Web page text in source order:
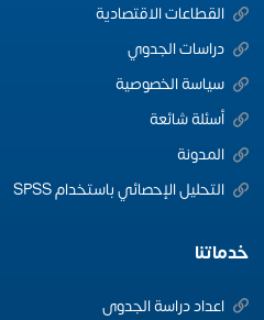
القطاعات الاقتصادية
دراسات الجدوي
سياسة الخصوصية
أسئلة شائعة
المدونة
التحليل الإحصائي باستخدام SPSS
خدماتنا
اعداد دراسة الجدوى